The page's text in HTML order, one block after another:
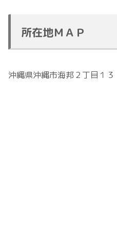
所在地ＭＡＰ
沖縄県沖縄市海邦２丁目１３